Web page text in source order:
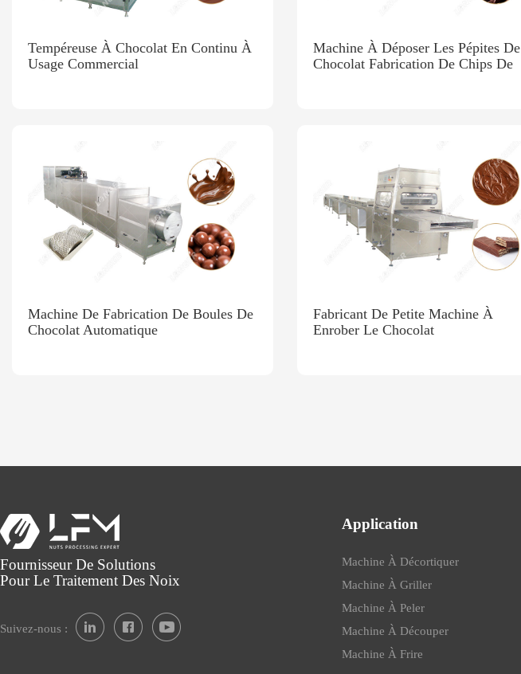
Tempéreuse À Chocolat En Continu À
Usage Commercial
Machine À Déposer Les Pépites De
Chocolat Fabrication De Chips De
Machine De Fabrication De Boules De
Chocolat Automatique
Fabricant De Petite Machine À
Enrober Le Chocolat
Fournisseur De Solutions
Pour Le Traitement Des Noix
Suivez-nous :
Application
Machine À Décortiquer
Machine À Griller
Machine À Peler
Machine À Découper
Machine À Frire